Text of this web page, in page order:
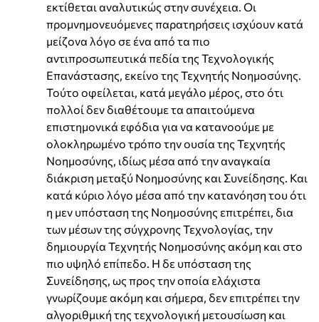
εκτίθεται αναλυτικώς στην συνέχεια. Οι
προμνημονευόμενες παρατηρήσεις ισχύουν κατά
μείζονα λόγο σε ένα από τα πιο
αντιπροσωπευτικά πεδία της Τεχνολογικής
Επανάστασης, εκείνο της Τεχνητής Νοημοσύνης.
Τούτο οφείλεται, κατά μεγάλο μέρος, στο ότι
πολλοί δεν διαθέτουμε τα απαιτούμενα
επιστημονικά εφόδια για να κατανοούμε με
ολοκληρωμένο τρόπο την ουσία της Τεχνητής
Νοημοσύνης, ιδίως μέσα από την αναγκαία
διάκριση μεταξύ Νοημοσύνης και Συνείδησης. Και
κατά κύριο λόγο μέσα από την κατανόηση του ότι
η μεν υπόσταση της Νοημοσύνης επιτρέπει, δια
των μέσων της σύγχρονης Τεχνολογίας, την
δημιουργία Τεχνητής Νοημοσύνης ακόμη και στο
πιο υψηλό επίπεδο. Η δε υπόσταση της
Συνείδησης, ως προς την οποία ελάχιστα
γνωρίζουμε ακόμη και σήμερα, δεν επιτρέπει την
αλγοριθμική της τεχνολογική μετουσίωση και